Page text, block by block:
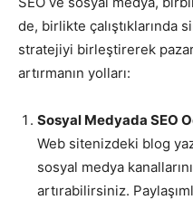
de, birlikte çalıştıklarında
stratejiyi birleştirerek
artırmanın yolları:
Sosyal Medyada SEO
Web sitenizdeki blog
sosyal medya
artırabilirsiniz.